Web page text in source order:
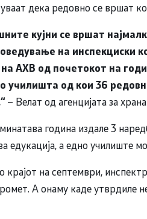
дека редовно се вршат
кујни се вршат
на инспекциски
АХВ од почетокот на
училишта од кои 36
– Велат од агенцијата за
година издале 3
едукација, а едно училиште
крајот на септември,
А онаму каде утврдиле